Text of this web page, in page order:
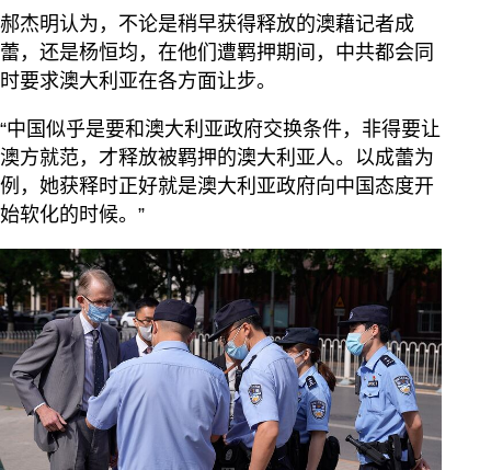
郝杰明认为，不论是稍早获得释放的澳藉记者成
蕾，还是杨恒均，在他们遭羁押期间，中共都会同
时要求澳大利亚在各方面让步。
“中国似乎是要和澳大利亚政府交换条件，非得要让
澳方就范，才释放被羁押的澳大利亚人。以成蕾为
例，她获释时正好就是澳大利亚政府向中国态度开
始软化的时候。”